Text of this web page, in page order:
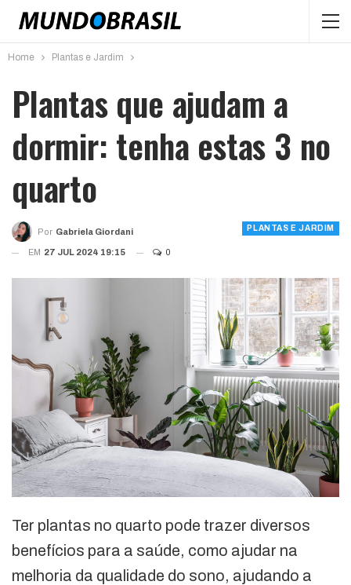
Home Plantas e Jardim
Plantas que ajudam a
dormir: tenha estas 3 no
quarto
PLANTAS E JARDIM
Por Gabriela Giordani
EM 27 JUL 2024 19:15 0
Ter plantas no quarto pode trazer diversos
benefícios para a saúde, como ajudar na
melhoria da qualidade do sono, ajudando a